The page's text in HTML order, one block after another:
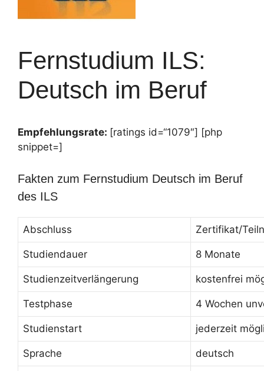
Fernstudium ILS:
Deutsch im Beruf
Empfehlungsrate: [ratings id=“1079″] [php
snippet=]
Fakten zum Fernstudium Deutsch im Beruf
des ILS
Abschluss Zertifikat/
Studiendauer 8 Monate
Studienzeitverlängerung kostenfrei
Testphase 4 Wochen
Studienstart jederzeit
Sprache deutsch